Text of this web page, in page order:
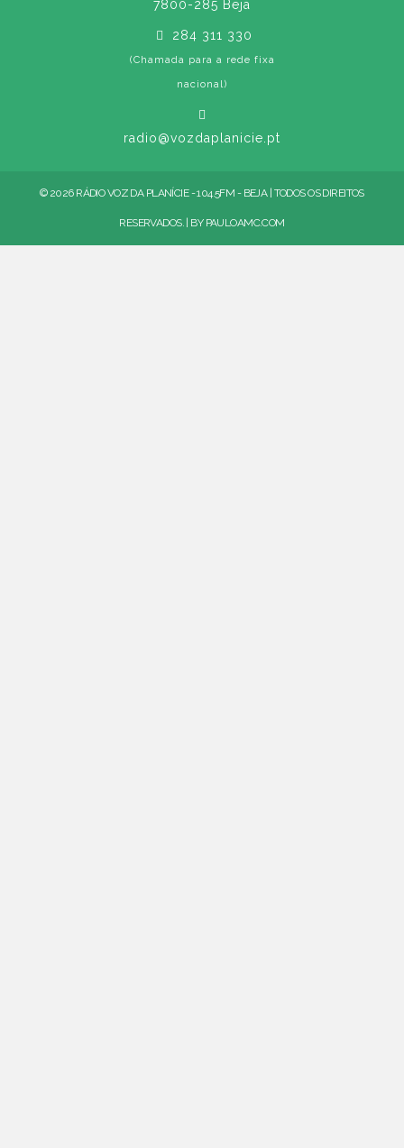
7800-285 Beja
284 311 330
(Chamada para a rede fixa
nacional)
radio@vozdaplanicie.pt
© 2026 RÁDIO VOZ DA PLANÍCIE - 104.5FM - BEJA | TODOS OS DIREITOS
RESERVADOS. | BY PAULOAMC.COM